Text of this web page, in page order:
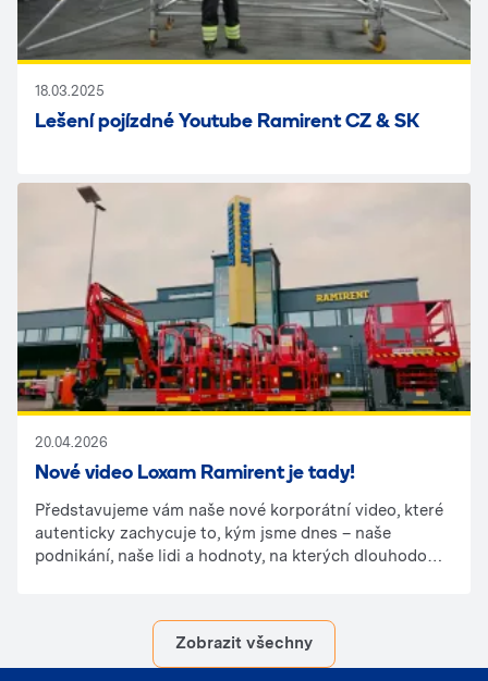
18.03.2025
Lešení pojízdné Youtube Ramirent CZ & SK
20.04.2026
Nové video Loxam Ramirent je tady!
Představujeme vám naše nové korporátní video, které
autenticky zachycuje to, kým jsme dnes – naše
podnikání, naše lidi a hodnoty, na kterých dlouhodobě
Zobrazit všechny